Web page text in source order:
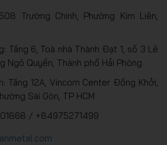
Trường Chinh, Phường Kim Liên,
Tầng 6, Toà nhà Thành Đạt 1, số 3 Lê
Ngô Quyền, Thành phố Hải Phòng
Tầng 12A, Vincom Center Đồng Khởi,
Sài Gòn, TP HCM
/ +84975271499